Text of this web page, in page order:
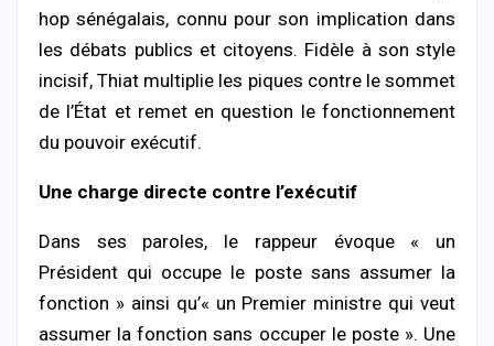
hop sénégalais, connu pour son implication dans
les débats publics et citoyens. Fidèle à son style
incisif, Thiat multiplie les piques contre le sommet
de l’État et remet en question le fonctionnement
du pouvoir exécutif.
Une charge directe contre l’exécutif
Dans ses paroles, le rappeur évoque « un
Président qui occupe le poste sans assumer la
fonction » ainsi qu’« un Premier ministre qui veut
assumer la fonction sans occuper le poste ». Une